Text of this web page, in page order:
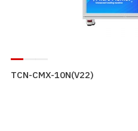
TCN-CMX-10N(V22)